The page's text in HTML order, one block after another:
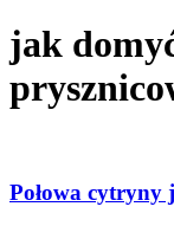
jak
Połowa cytryny